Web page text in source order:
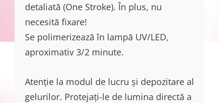
detaliată (One Stroke). În plus, nu
necesită fixare!
Se polimerizează în lampă UV/LED,
aproximativ 3/2 minute.
Atenție la modul de lucru și depozitare al
gelurilor. Protejați-le de lumina directă a